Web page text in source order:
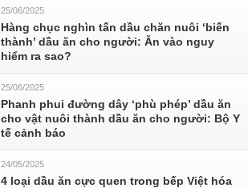
25/06/2025
Hàng chục nghìn tấn dầu chăn nuôi ‘biến
thành’ dầu ăn cho người: Ăn vào nguy
hiểm ra sao?
25/06/2025
Phanh phui đường dây ‘phù phép’ dầu ăn
cho vật nuôi thành dầu ăn cho người: Bộ Y
tế cảnh báo
24/05/2025
4 loại dầu ăn cực quen trong bếp Việt hóa